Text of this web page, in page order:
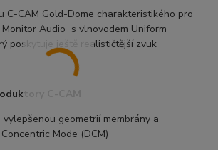
C-CAM Gold-Dome charakteristikého pro
Audio s vlnovodem Uniform
poskytuje ještě realističtější zvuk
C-CAM
geometrií membrány a
Mode (DCM)